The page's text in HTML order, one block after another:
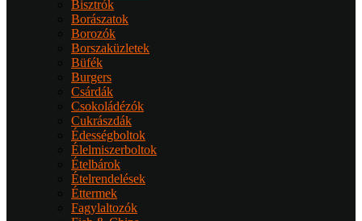
Bisztrók
Borászatok
Borozók
Borszaküzletek
Büfék
Burgers
Csárdák
Csokoládézók
Cukrászdák
Édességboltok
Élelmiszerboltok
Ételbárok
Ételrendelések
Éttermek
Fagylaltozók